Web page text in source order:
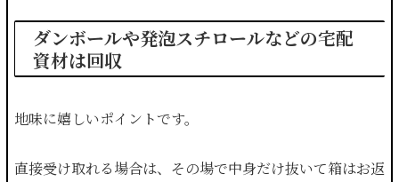
ダンボールや発泡スチロールなどの宅配
資材は回収
地味に嬉しいポイントです。
直接受け取れる場合は、その場で中身だけ抜いて箱はお返